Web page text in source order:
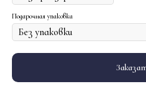
Подарочная упаковка